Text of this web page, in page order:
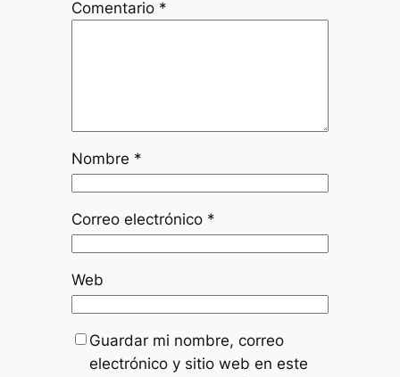
Comentario *
Nombre *
Correo electrónico *
Web
Guardar mi nombre, correo
electrónico y sitio web en este